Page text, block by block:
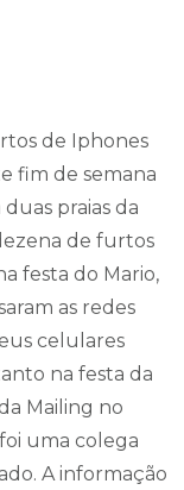
de Iphones
fim de semana
praias da
de furtos
festa do Mario,
as redes
celulares
na festa da
Mailing no
uma colega
A informação